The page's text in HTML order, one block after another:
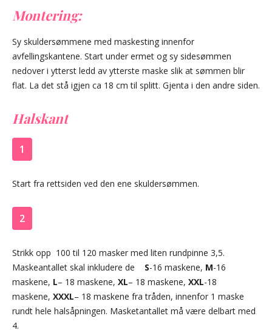
Montering:
Sy skuldersømmene med maskesting innenfor
avfellingskantene. Start under ermet og sy sidesømmen
nedover i ytterst ledd av ytterste maske slik at sømmen blir
flat. La det stå igjen ca 18 cm til splitt. Gjenta i den andre siden.
Halskant
1
Start fra rettsiden ved den ene skuldersømmen.
2
Strikk opp 100 til 120 masker med liten rundpinne 3,5.
Maskeantallet skal inkludere de S-16 maskene, M-16
maskene, L– 18 maskene, XL– 18 maskene, XXL-18
maskene, XXXL– 18 maskene fra tråden, innenfor 1 maske
rundt hele halsåpningen. Masketantallet må være delbart med
4.